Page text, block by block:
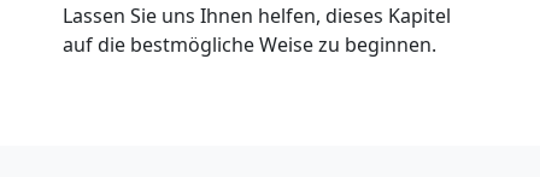
Lassen Sie uns Ihnen helfen, dieses Kapitel
auf die bestmögliche Weise zu beginnen.